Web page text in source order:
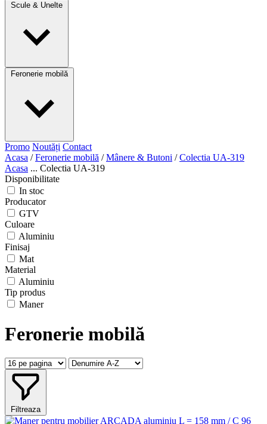
Scule & Unelte
Feronerie mobilă
Promo Noutăți Contact
Acasa / Feronerie mobilă / Mânere & Butoni / Colectia UA-319
Acasa ... Colectia UA-319
Disponibilitate
In stoc
Producator
GTV
Culoare
Aluminiu
Finisaj
Mat
Material
Aluminiu
Tip produs
Maner
Feronerie mobilă
Filtreaza